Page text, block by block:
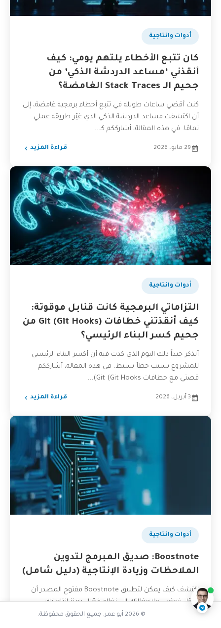
أدوات وانتاجية
كان تتبع الأخطاء يلتهم يومي: كيف
أنقذني ‘مساعد الدردشة الذكي’ من
جحيم الـ Stack Traces الغامضة؟
كنت أقضي ساعات طويلة في تتبع أخطاء برمجية غامضة، إلى
أن اكتشفت مساعد الدردشة الذكي الذي غيّر طريقة عملي
تمامًا. في هذه المقالة، أشارككم كـ...
29 مايو، 2026 قراءة المزيد
أدوات وانتاجية
التزاماتي البرمجية كانت قنابل موقوتة:
كيف أنقذتني خطافات Git (Git Hooks) من
جحيم كسر البناء الرئيسي؟
أتذكر جيداً ذلك اليوم الذي كدت فيه أن أكسر البناء الرئيسي
للمشروع بسبب خطأ بسيط. في هذه المقالة، أشارككم
قصتي مع خطافات Git (Git Hooks)...
3 أبريل، 2026 قراءة المزيد
بودكاست
أدوات وانتاجية
Boostnote: صديق المبرمج لتدوين
الملاحظات وزيادة الإنتاجية (دليل شامل)
اكتشف كيف يمكن لتطبيق Boostnote مفتوح المصدر أن
يحوّل فوضى ملاحظاتك إلى نظام فعّال يعزز إنتاجيتك
كمبرمج. دليل شامل مع نصائح عملية من مبرمج فلسطيني.
ناقشنا على تليجرام @AbuOmarTech_bot
© 2026 أبو عمر. جميع الحقوق محفوظة.